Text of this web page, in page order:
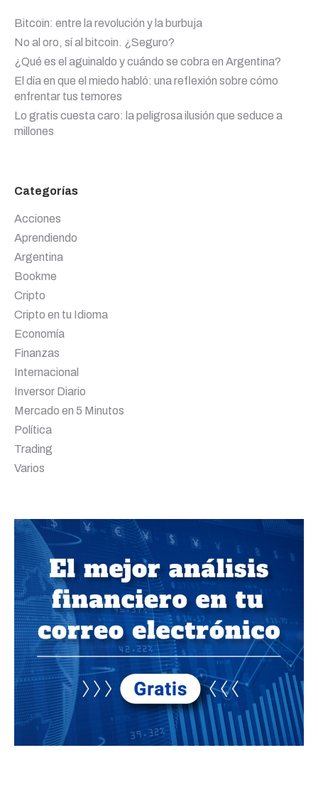
Bitcoin: entre la revolución y la burbuja
No al oro, sí al bitcoin. ¿Seguro?
¿Qué es el aguinaldo y cuándo se cobra en Argentina?
El día en que el miedo habló: una reflexión sobre cómo
enfrentar tus temores
Lo gratis cuesta caro: la peligrosa ilusión que seduce a
millones
Categorías
Acciones
Aprendiendo
Argentina
Bookme
Cripto
Cripto en tu Idioma
Economía
Finanzas
Internacional
Inversor Diario
Mercado en 5 Minutos
Política
Trading
Varios